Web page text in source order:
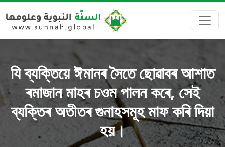
যি ব্যক্তিয়ে ঈমানৰ সৈতে ছোৱাবৰ আশাত
ৰমাজান মাহৰ চওম পালন কৰে, সেই
ব্যক্তিৰ অতীতৰ গুনাহসমূহ মাফ কৰি দিয়া
হয়।